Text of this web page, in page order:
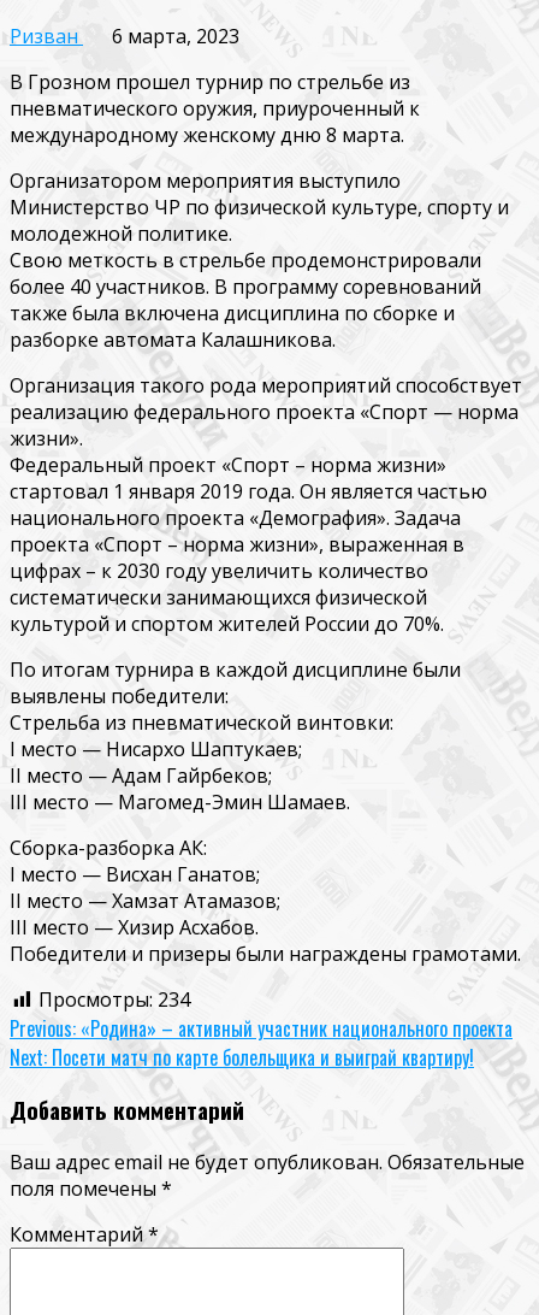
Ризван
6 марта, 2023
В Грозном прошел турнир по стрельбе из
пневматического оружия, приуроченный к
международному женскому дню 8 марта.
Организатором мероприятия выступило
Министерство ЧР по физической культуре, спорту и
молодежной политике.
Свою меткость в стрельбе продемонстрировали
более 40 участников. В программу соревнований
также была включена дисциплина по сборке и
разборке автомата Калашникова.
Организация такого рода мероприятий способствует
реализацию федерального проекта «Спорт — норма
жизни».
Федеральный проект «Спорт – норма жизни»
стартовал 1 января 2019 года. Он является частью
национального проекта «Демография». Задача
проекта «Спорт – норма жизни», выраженная в
цифрах – к 2030 году увеличить количество
систематически занимающихся физической
культурой и спортом жителей России до 70%.
По итогам турнира в каждой дисциплине были
выявлены победители:
Стрельба из пневматической винтовки:
I место — Нисархо Шаптукаев;
II место — Адам Гайрбеков;
III место — Магомед-Эмин Шамаев.
Cборка-разборка АК:
I место — Висхан Ганатов;
II место — Хамзат Атамазов;
III место — Хизир Асхабов.
Победители и призеры были награждены грамотами.
Просмотры: 234
Continue
Reading
Previous: «Родина» – активный участник национального проекта
Next: Посети матч по карте болельщика и выиграй квартиру!
Добавить комментарий
Ваш адрес email не будет опубликован. Обязательные
поля помечены *
Комментарий*